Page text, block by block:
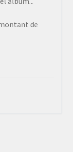
de